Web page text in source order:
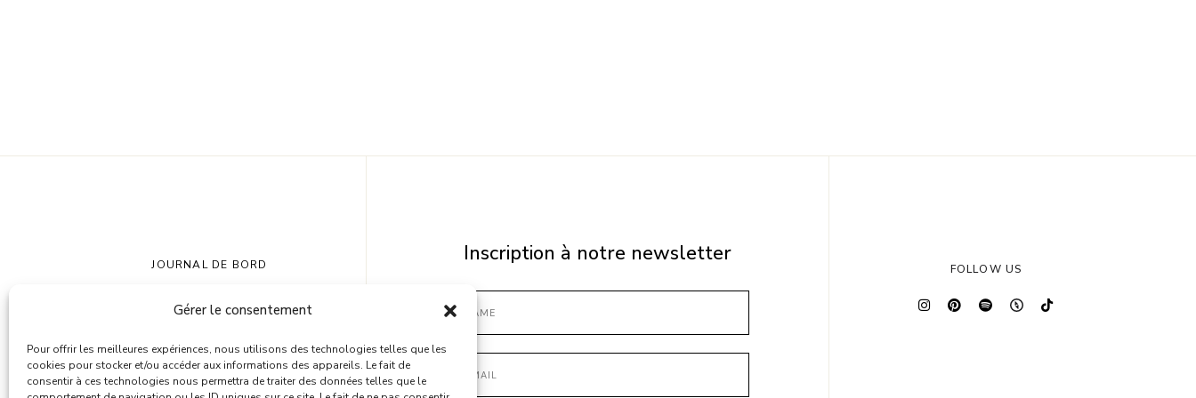
Gérer le consentement
Pour offrir les meilleures expériences, nous utilisons des technologies telles que les
cookies pour stocker et/ou accéder aux informations des appareils. Le fait de
consentir à ces technologies nous permettra de traiter des données telles que le
JOURNAL DE BORD
À PROPOS
CONTACT
Inscription à notre newsletter
FOLLOW US